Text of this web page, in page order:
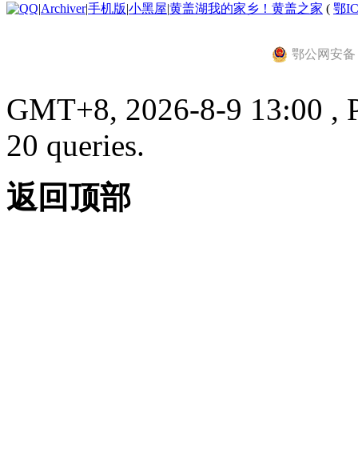
|Archiver|手机版|小黑屋|黄盖湖我的家乡！黄盖之家 ( 鄂
鄂公网安备
GMT+8, 2026-8-9 13:00 ,
20 queries.
返回顶部